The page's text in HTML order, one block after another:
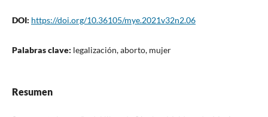
DOI: https://doi.org/10.36105/mye.2021v32n2.06
Palabras clave: legalización, aborto, mujer
Resumen